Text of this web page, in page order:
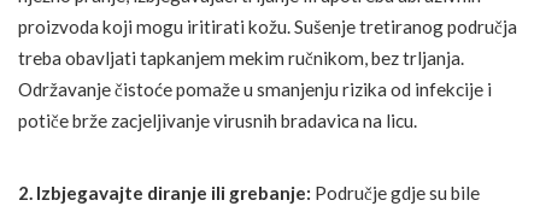
proizvoda koji mogu iritirati kožu. Sušenje tretiranog područja
treba obavljati tapkanjem mekim ručnikom, bez trljanja.
Održavanje čistoće pomaže u smanjenju rizika od infekcije i
potiče brže zacjeljivanje virusnih bradavica na licu.
2. Izbjegavajte diranje ili grebanje: Područje gdje su bile